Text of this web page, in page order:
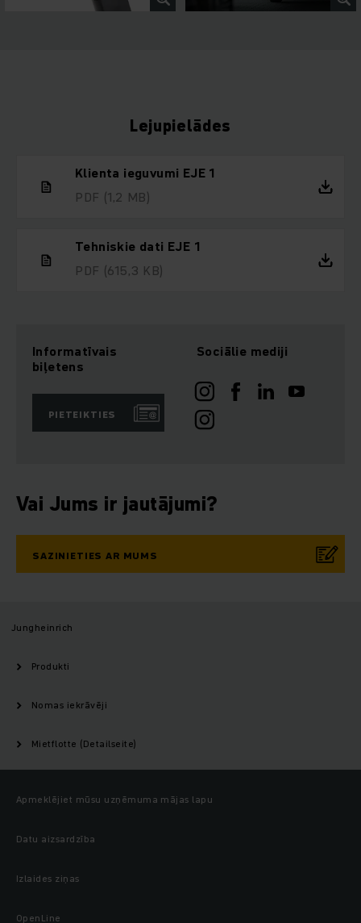
Lejupielādes
Klienta ieguvumi EJE 1
PDF (1,2 MB)
Tehniskie dati EJE 1
PDF (615,3 KB)
Informatīvais
biļetens
PIETEIKTIES
Sociālie mediji
Vai Jums ir jautājumi?
SAZINIETIES AR MUMS
Jungheinrich
Produkti
Nomas iekrāvēji
Mietflotte (Detailseite)
Apmeklējiet mūsu uzņēmuma mājas lapu
Datu aizsardzība
Izlaides ziņas
OpenLine